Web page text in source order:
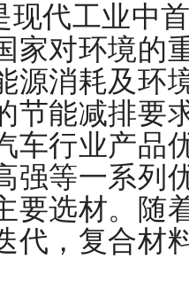
现代工业中
家对环境的
源消耗及环
节能减排要
车行业产品
强等一系列
要选材。随
代，复合材